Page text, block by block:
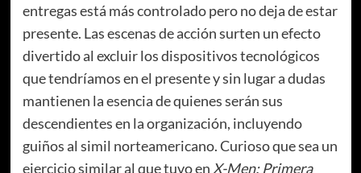
entregas está más controlado pero no deja de estar
presente. Las escenas de acción surten un efecto
divertido al excluir los dispositivos tecnológicos
que tendríamos en el presente y sin lugar a dudas
mantienen la esencia de quienes serán sus
descendientes en la organización, incluyendo
guiños al simil norteamericano. Curioso que sea un
ejercicio similar al que tuvo en X-Men: Primera